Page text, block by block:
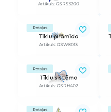
Artikuls: GSRS3200
Rotaļas
Tīklu piramīda
Artikuls: GSW8013
Rotaļas
Tīklu sistēma
Artikuls: GSRH402
Rotaļas